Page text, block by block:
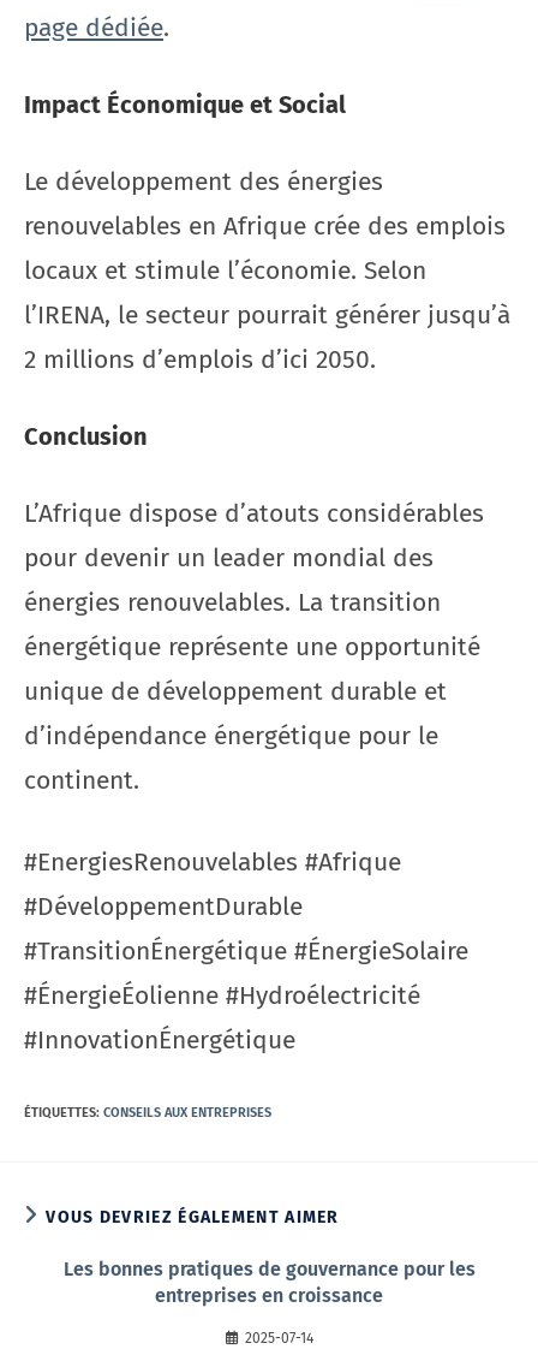
page dédiée.
Impact Économique et Social
Le développement des énergies
renouvelables en Afrique crée des emplois
locaux et stimule l’économie. Selon
l’IRENA, le secteur pourrait générer jusqu’à
2 millions d’emplois d’ici 2050.
Conclusion
L’Afrique dispose d’atouts considérables
pour devenir un leader mondial des
énergies renouvelables. La transition
énergétique représente une opportunité
unique de développement durable et
d’indépendance énergétique pour le
continent.
#EnergiesRenouvelables #Afrique
#DéveloppementDurable
#TransitionÉnergétique #ÉnergieSolaire
#ÉnergieÉolienne #Hydroélectricité
#InnovationÉnergétique
ÉTIQUETTES: CONSEILS AUX ENTREPRISES
VOUS DEVRIEZ ÉGALEMENT AIMER
Les bonnes pratiques de gouvernance pour les
entreprises en croissance
2025-07-14